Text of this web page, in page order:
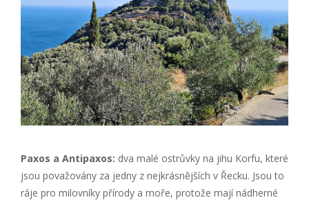
Paxos a Antipaxos: dva malé ostrůvky na jihu Korfu, které
jsou považovány za jedny z nejkrásnějších v Řecku. Jsou to
ráje pro milovníky přírody a moře, protože mají nádherné